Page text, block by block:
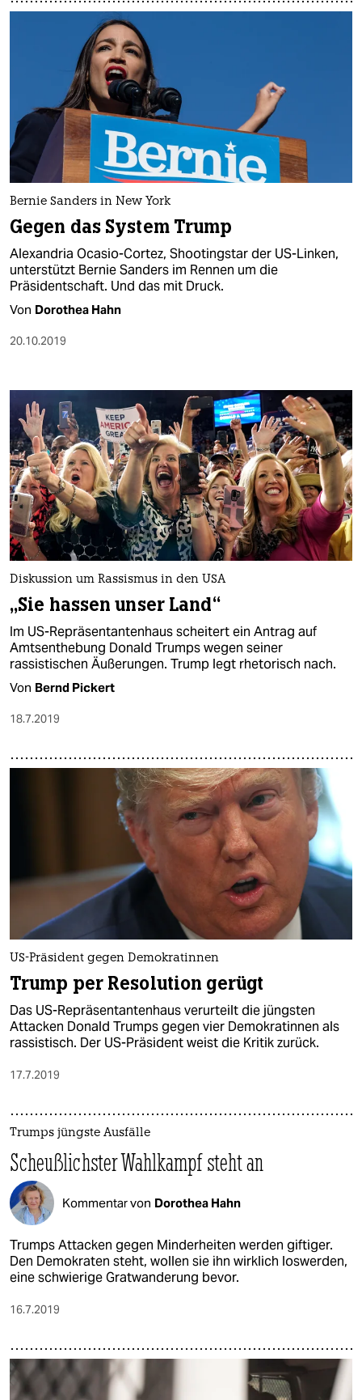
Bernie Sanders in New York
Gegen das System Trump
Alexandria Ocasio-Cortez, Shootingstar der US-Linken,
unterstützt Bernie Sanders im Rennen um die
Präsidentschaft. Und das mit Druck.
Von Dorothea Hahn
20.10.2019
Diskussion um Rassismus in den USA
„Sie hassen unser Land“
Im US-Repräsentantenhaus scheitert ein Antrag auf
Amtsenthebung Donald Trumps wegen seiner
rassistischen Äußerungen. Trump legt rhetorisch nach.
Von Bernd Pickert
18.7.2019
US-Präsident gegen Demokratinnen
Trump per Resolution gerügt
Das US-Repräsentantenhaus verurteilt die jüngsten
Attacken Donald Trumps gegen vier Demokratinnen als
rassistisch. Der US-Präsident weist die Kritik zurück.
17.7.2019
Trumps jüngste Ausfälle
Scheußlichster Wahlkampf steht an
Kommentar von Dorothea Hahn
Trumps Attacken gegen Minderheiten werden giftiger.
Den Demokraten steht, wollen sie ihn wirklich loswerden,
eine schwierige Gratwanderung bevor.
16.7.2019